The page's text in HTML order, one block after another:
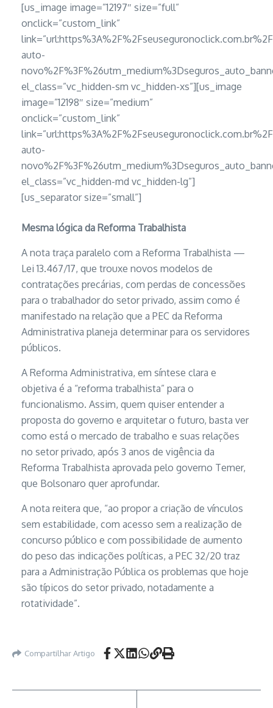
[us_image image=”12197″ size=”full”
onclick=”custom_link”
auto-
el_class=”vc_hidden-sm vc_hidden-xs”][us_image
image=”12198″ size=”medium”
onclick=”custom_link”
auto-
el_class=”vc_hidden-md vc_hidden-lg”]
[us_separator size=”small”]
Mesma lógica da Reforma Trabalhista
A nota traça paralelo com a Reforma Trabalhista —
Lei 13.467/17, que trouxe novos modelos de
contratações precárias, com perdas de concessões
para o trabalhador do setor privado, assim como é
manifestado na relação que a PEC da Reforma
Administrativa planeja determinar para os servidores
públicos.
A Reforma Administrativa, em síntese clara e
objetiva é a “reforma trabalhista” para o
funcionalismo. Assim, quem quiser entender a
proposta do governo e arquitetar o futuro, basta ver
como está o mercado de trabalho e suas relações
no setor privado, após 3 anos de vigência da
Reforma Trabalhista aprovada pelo governo Temer,
que Bolsonaro quer aprofundar.
A nota reitera que, “ao propor a criação de vínculos
sem estabilidade, com acesso sem a realização de
concurso público e com possibilidade de aumento
do peso das indicações políticas, a PEC 32/20 traz
para a Administração Pública os problemas que hoje
são típicos do setor privado, notadamente a
rotatividade”.
Compartilhar Artigo